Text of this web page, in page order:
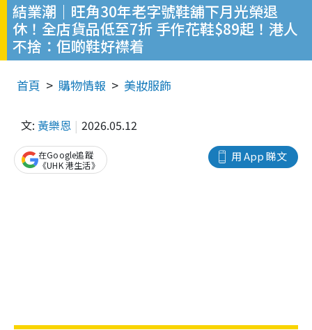
結業潮｜旺角30年老字號鞋舖下月光榮退
休！全店貨品低至7折 手作花鞋$89起！港人
不捨：佢啲鞋好襟着
首頁 購物情報 美妝服飾
文: 黃樂恩 2026.05.12
用 App 睇文
在Google追蹤
《UHK 港生活》